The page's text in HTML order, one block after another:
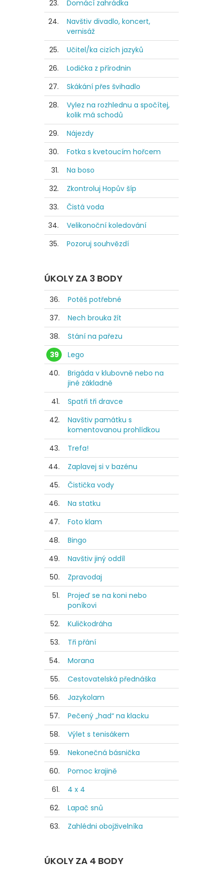
23.
Domácí zahrádka
24.
Navštiv divadlo, koncert,
vernisáž
25.
Učitel/ka cizích jazyků
26.
Lodička z přírodnin
27.
Skákání přes švihadlo
28.
Vylez na rozhlednu a spočítej,
kolik má schodů
29.
Nájezdy
30.
Fotka s kvetoucím hořcem
31.
Na boso
32.
Zkontroluj Hopův šíp
33.
Čistá voda
34.
Velikonoční koledování
35.
Pozoruj souhvězdí
ÚKOLY ZA 3 BODY
36.
Potěš potřebné
37.
Nech brouka žít
38.
Stání na pařezu
39
Lego
40.
Brigáda v klubovně nebo na
jiné základně
41.
Spatři tři dravce
42.
Navštiv památku s
komentovanou prohlídkou
43.
Trefa!
44.
Zaplavej si v bazénu
45.
Čistička vody
46.
Na statku
47.
Foto klam
48.
Bingo
49.
Navštiv jiný oddíl
50.
Zpravodaj
51.
Projeď se na koni nebo
poníkovi
52.
Kuličkodráha
53.
Tři přání
54.
Morana
55.
Cestovatelská přednáška
56.
Jazykolam
57.
Pečený „had“ na klacku
58.
Výlet s tenisákem
59.
Nekonečná básnička
60.
Pomoc krajině
61.
4 x 4
62.
Lapač snů
63.
Zahlédni obojživelníka
ÚKOLY ZA 4 BODY